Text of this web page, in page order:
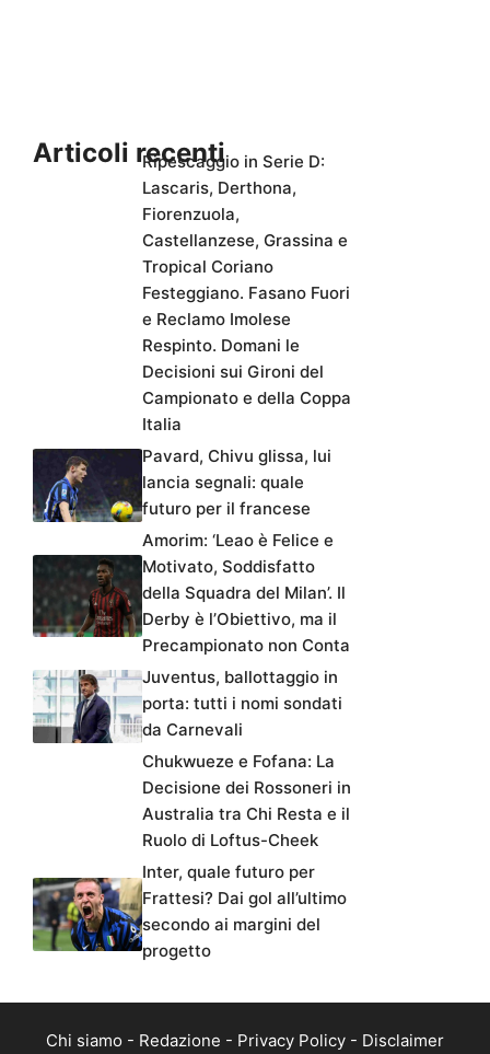
Articoli recentiRipescaggio in Serie D:
Lascaris, Derthona,
Fiorenzuola,
Castellanzese, Grassina e
Tropical Coriano
Festeggiano. Fasano Fuori
e Reclamo Imolese
Respinto. Domani le
Decisioni sui Gironi del
Campionato e della Coppa
Italia
Pavard, Chivu glissa, lui
lancia segnali: quale
futuro per il francese
Amorim: ‘Leao è Felice e
Motivato, Soddisfatto
della Squadra del Milan’. Il
Derby è l’Obiettivo, ma il
Precampionato non Conta
Juventus, ballottaggio in
porta: tutti i nomi sondati
da Carnevali
Chukwueze e Fofana: La
Decisione dei Rossoneri in
Australia tra Chi Resta e il
Ruolo di Loftus-Cheek
Inter, quale futuro per
Frattesi? Dai gol all’ultimo
secondo ai margini del
progetto
Chi siamo - Redazione - Privacy Policy - Disclaimer